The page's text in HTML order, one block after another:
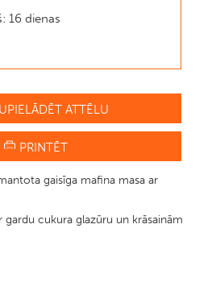
16 dienas
ATTĒLU
PRINTĒT
gaisīga mafina masa ar
gardu cukura glazūru un krāsainām